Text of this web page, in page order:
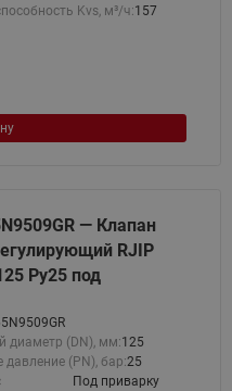
Kvs, м³/ч:157
— Клапан
RJIP
Ру25 под
диаметр (DN), мм:125
(PN), бар:25
Под приварку